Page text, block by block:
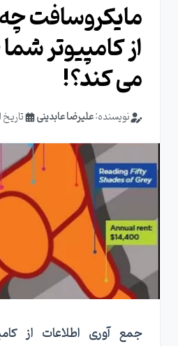
مایکروسافت چه
از کامپیوتر
می کند؟!
نویسنده:علیرضا عابدینی تاریخ
جمع آوری اطلاعات از